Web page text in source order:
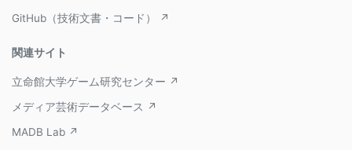
GitHub（技術文書・コード） ↗
関連サイト
立命館大学ゲーム研究センター ↗
メディア芸術データベース ↗
MADB Lab ↗